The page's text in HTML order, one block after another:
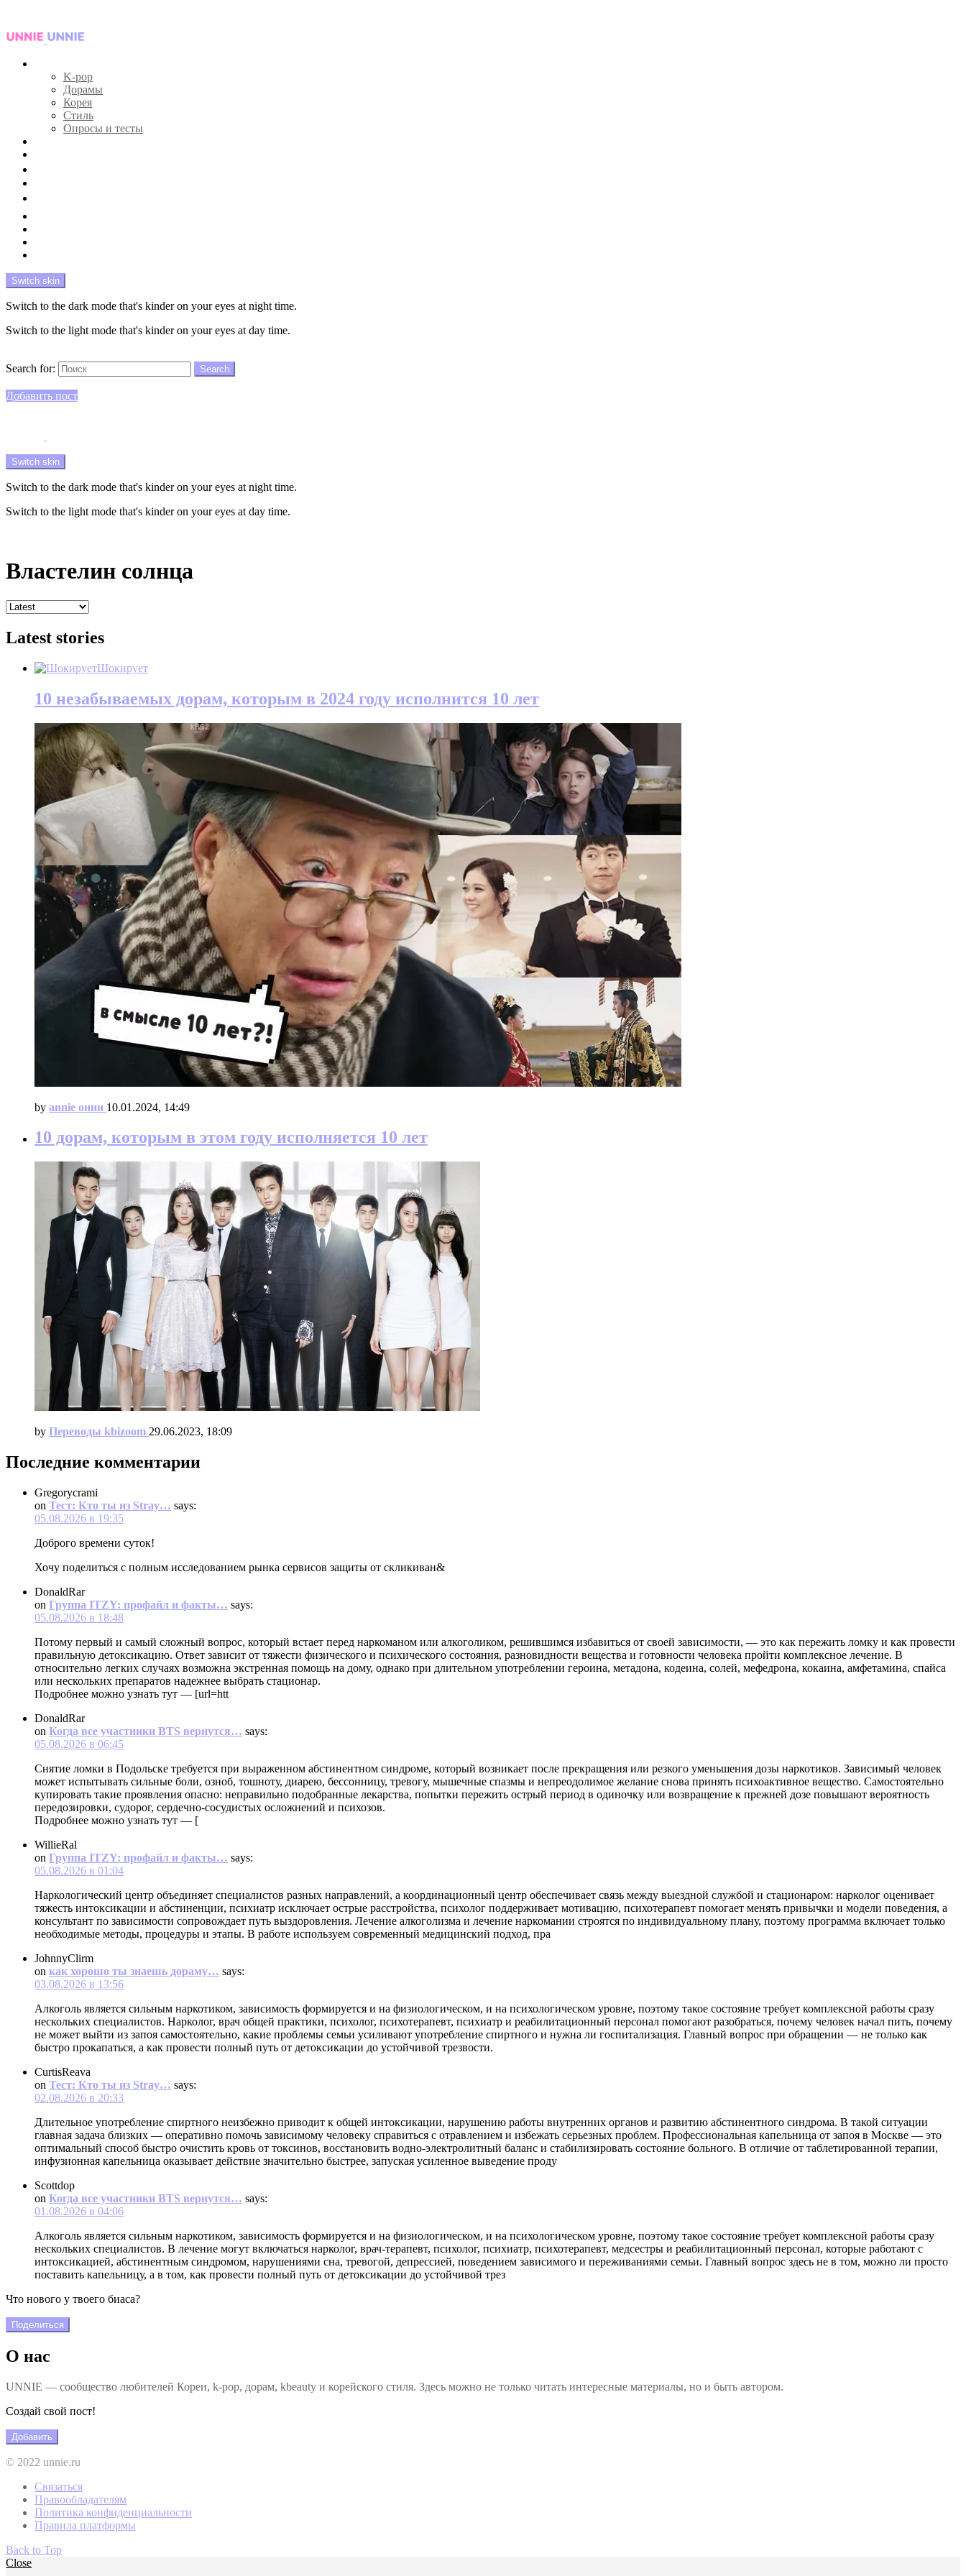
K-pop
Дорамы
Корея
Стиль
Опросы и тесты
Switch skin
Switch to the dark mode that's kinder on your eyes at night time.
Switch to the light mode that's kinder on your eyes at day time.
Search for:
Search
Добавить пост
Switch skin
Switch to the dark mode that's kinder on your eyes at night time.
Switch to the light mode that's kinder on your eyes at day time.
Властелин солнца
Latest stories
Шокирует
10 незабываемых дорам, которым в 2024 году исполнится 10 лет
by annie онни 10.01.2024, 14:49
10 дорам, которым в этом году исполняется 10 лет
by Переводы kbizoom 29.06.2023, 18:09
Последние комментарии
Gregorycrami
on Тест: Кто ты из Stray… says:
05.08.2026 в 19:35
Доброго времени суток!
Хочу поделиться с полным исследованием рынка сервисов защиты от скликиван&
DonaldRar
on Группа ITZY: профайл и факты… says:
05.08.2026 в 18:48
Потому первый и самый сложный вопрос, который встает перед наркоманом или алкоголиком, решившимся избавиться от своей зависимости, — это как пережить ломку и как провести
правильную детоксикацию. Ответ зависит от тяжести физического и психического состояния, разновидности вещества и готовности человека пройти комплексное лечение. В
относительно легких случаях возможна экстренная помощь на дому, однако при длительном употреблении героина, метадона, кодеина, солей, мефедрона, кокаина, амфетамина, спайса
или нескольких препаратов надежнее выбрать стационар.
Подробнее можно узнать тут — [url=htt
DonaldRar
on Когда все участники BTS вернутся… says:
05.08.2026 в 06:45
Снятие ломки в Подольске требуется при выраженном абстинентном синдроме, который возникает после прекращения или резкого уменьшения дозы наркотиков. Зависимый человек
может испытывать сильные боли, озноб, тошноту, диарею, бессонницу, тревогу, мышечные спазмы и непреодолимое желание снова принять психоактивное вещество. Самостоятельно
купировать такие проявления опасно: неправильно подобранные лекарства, попытки пережить острый период в одиночку или возвращение к прежней дозе повышают вероятность
передозировки, судорог, сердечно-сосудистых осложнений и психозов.
Подробнее можно узнать тут — [
WillieRal
on Группа ITZY: профайл и факты… says:
05.08.2026 в 01:04
Наркологический центр объединяет специалистов разных направлений, а координационный центр обеспечивает связь между выездной службой и стационаром: нарколог оценивает
тяжесть интоксикации и абстиненции, психиатр исключает острые расстройства, психолог поддерживает мотивацию, психотерапевт помогает менять привычки и модели поведения, а
консультант по зависимости сопровождает путь выздоровления. Лечение алкоголизма и лечение наркомании строятся по индивидуальному плану, поэтому программа включает только
необходимые методы, процедуры и этапы. В работе используем современный медицинский подход, пра
JohnnyClirm
on как хорошо ты знаешь дораму… says:
03.08.2026 в 13:56
Алкоголь является сильным наркотиком, зависимость формируется и на физиологическом, и на психологическом уровне, поэтому такое состояние требует комплексной работы сразу
нескольких специалистов. Нарколог, врач общей практики, психолог, психотерапевт, психиатр и реабилитационный персонал помогают разобраться, почему человек начал пить, почему
не может выйти из запоя самостоятельно, какие проблемы семьи усиливают употребление спиртного и нужна ли госпитализация. Главный вопрос при обращении — не только как
быстро прокапаться, а как провести полный путь от детоксикации до устойчивой трезвости.
CurtisReava
on Тест: Кто ты из Stray… says:
02.08.2026 в 20:33
Длительное употребление спиртного неизбежно приводит к общей интоксикации, нарушению работы внутренних органов и развитию абстинентного синдрома. В такой ситуации
главная задача близких — оперативно помочь зависимому человеку справиться с отравлением и избежать серьезных проблем. Профессиональная капельница от запоя в Москве — это
оптимальный способ быстро очистить кровь от токсинов, восстановить водно-электролитный баланс и стабилизировать состояние больного. В отличие от таблетированной терапии,
инфузионная капельница оказывает действие значительно быстрее, запуская усиленное выведение проду
Scottdop
on Когда все участники BTS вернутся… says:
01.08.2026 в 04:06
Алкоголь является сильным наркотиком, зависимость формируется и на физиологическом, и на психологическом уровне, поэтому такое состояние требует комплексной работы сразу
нескольких специалистов. В лечение могут включаться нарколог, врач-терапевт, психолог, психиатр, психотерапевт, медсестры и реабилитационный персонал, которые работают с
интоксикацией, абстинентным синдромом, нарушениями сна, тревогой, депрессией, поведением зависимого и переживаниями семьи. Главный вопрос здесь не в том, можно ли просто
поставить капельницу, а в том, как провести полный путь от детоксикации до устойчивой трез
Что нового у твоего биаса?
Поделиться
О нас
UNNIE — сообщество любителей Кореи, k-pop, дорам, kbeauty и корейского стиля. Здесь можно не только читать интересные материалы, но и быть автором.
Создай свой пост!
Добавить
© 2022 unnie.ru
Связаться
Правообладателям
Политика конфиденциальности
Правила платформы
Back to Top
Close